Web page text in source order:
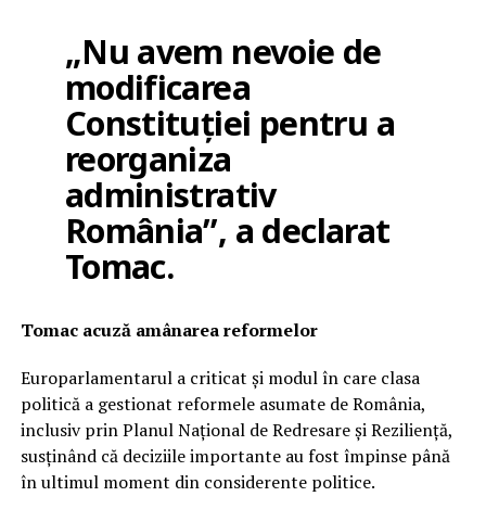
„Nu avem nevoie de
modificarea
Constituției pentru a
reorganiza
administrativ
România”, a declarat
Tomac.
Tomac acuză amânarea reformelor
Europarlamentarul a criticat și modul în care clasa
politică a gestionat reformele asumate de România,
inclusiv prin Planul Național de Redresare și Reziliență,
susținând că deciziile importante au fost împinse până
în ultimul moment din considerente politice.